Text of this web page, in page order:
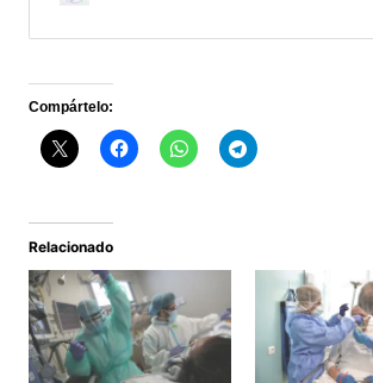
Compártelo:
Relacionado